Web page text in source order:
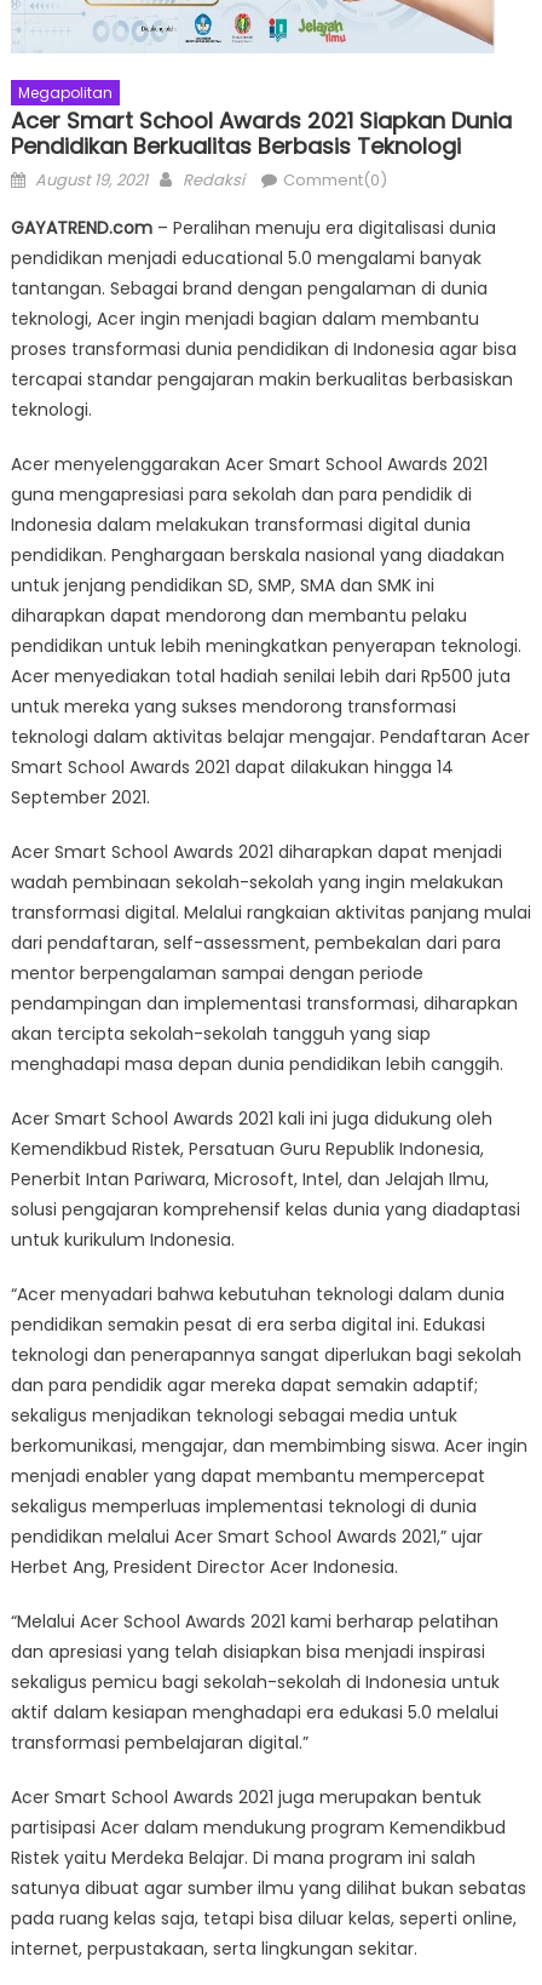
Megapolitan
Acer Smart School Awards 2021 Siapkan Dunia
Pendidikan Berkualitas Berbasis Teknologi
Posted
August 19, 2021 Author
Redaksi Comment(0)
GAYATREND.com– Peralihan menuju era digitalisasi dunia
pendidikan menjadi educational 5.0 mengalami banyak
tantangan. Sebagai brand dengan pengalaman di dunia
teknologi, Acer ingin menjadi bagian dalam membantu
proses transformasi dunia pendidikan di Indonesia agar bisa
tercapai standar pengajaran makin berkualitas berbasiskan
teknologi.
Acer menyelenggarakan Acer Smart School Awards 2021
guna mengapresiasi para sekolah dan para pendidik di
Indonesia dalam melakukan transformasi digital dunia
pendidikan. Penghargaan berskala nasional yang diadakan
untuk jenjang pendidikan SD, SMP, SMA dan SMK ini
diharapkan dapat mendorong dan membantu pelaku
pendidikan untuk lebih meningkatkan penyerapan teknologi.
Acer menyediakan total hadiah senilai lebih dari Rp500 juta
untuk mereka yang sukses mendorong transformasi
teknologi dalam aktivitas belajar mengajar. Pendaftaran Acer
Smart School Awards 2021 dapat dilakukan hingga 14
September 2021.
Acer Smart School Awards 2021 diharapkan dapat menjadi
wadah pembinaan sekolah-sekolah yang ingin melakukan
transformasi digital. Melalui rangkaian aktivitas panjang mulai
dari pendaftaran, self-assessment, pembekalan dari para
mentor berpengalaman sampai dengan periode
pendampingan dan implementasi transformasi, diharapkan
akan tercipta sekolah-sekolah tangguh yang siap
menghadapi masa depan dunia pendidikan lebih canggih.
Acer Smart School Awards 2021 kali ini juga didukung oleh
Kemendikbud Ristek, Persatuan Guru Republik Indonesia,
Penerbit Intan Pariwara, Microsoft, Intel, dan Jelajah Ilmu,
solusi pengajaran komprehensif kelas dunia yang diadaptasi
untuk kurikulum Indonesia.
“Acer menyadari bahwa kebutuhan teknologi dalam dunia
pendidikan semakin pesat di era serba digital ini. Edukasi
teknologi dan penerapannya sangat diperlukan bagi sekolah
dan para pendidik agar mereka dapat semakin adaptif;
sekaligus menjadikan teknologi sebagai media untuk
berkomunikasi, mengajar, dan membimbing siswa. Acer ingin
menjadi enabler yang dapat membantu mempercepat
sekaligus memperluas implementasi teknologi di dunia
pendidikan melalui Acer Smart School Awards 2021,” ujar
Herbet Ang, President Director Acer Indonesia.
“Melalui Acer School Awards 2021 kami berharap pelatihan
dan apresiasi yang telah disiapkan bisa menjadi inspirasi
sekaligus pemicu bagi sekolah-sekolah di Indonesia untuk
aktif dalam kesiapan menghadapi era edukasi 5.0 melalui
transformasi pembelajaran digital.”
Acer Smart School Awards 2021 juga merupakan bentuk
partisipasi Acer dalam mendukung program Kemendikbud
Ristek yaitu Merdeka Belajar. Di mana program ini salah
satunya dibuat agar sumber ilmu yang dilihat bukan sebatas
pada ruang kelas saja, tetapi bisa diluar kelas, seperti online,
internet, perpustakaan, serta lingkungan sekitar.